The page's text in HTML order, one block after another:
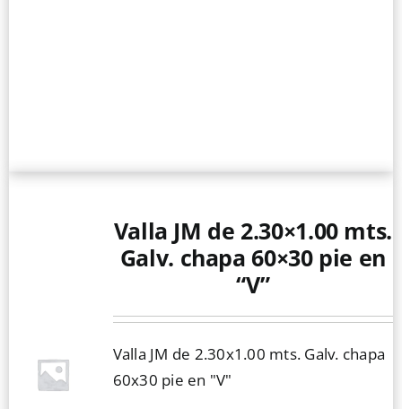
Valla JM de 2.30×1.00 mts.
Galv. chapa 60×30 pie en
“V”
Valla JM de 2.30x1.00 mts. Galv. chapa
60x30 pie en "V"